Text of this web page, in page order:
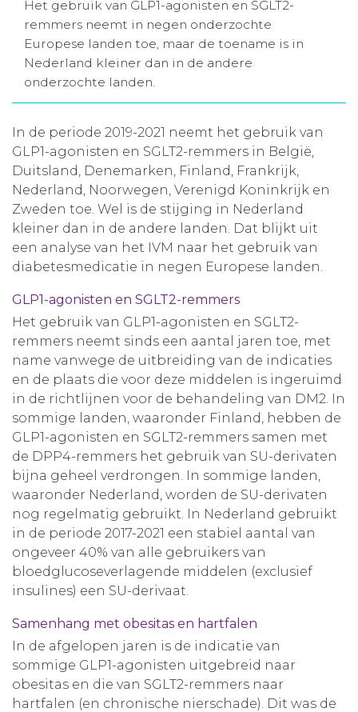
Aanmelden nieuwsbrief
Inloggen
Het gebruik van GLP1-agonisten en SGLT2-
remmers neemt in negen onderzochte
Europese landen toe, maar de toename is in
Nederland kleiner dan in de andere
onderzochte landen.
In de periode 2019-2021 neemt het gebruik van
GLP1-agonisten en SGLT2-remmers in België,
Duitsland, Denemarken, Finland, Frankrijk,
Nederland, Noorwegen, Verenigd Koninkrijk en
Zweden toe. Wel is de stijging in Nederland
kleiner dan in de andere landen. Dat blijkt uit
een analyse van het IVM naar het gebruik van
diabetesmedicatie in negen Europese landen.
GLP1-agonisten en SGLT2-remmers
Het gebruik van GLP1-agonisten en SGLT2-
remmers neemt sinds een aantal jaren toe, met
name vanwege de uitbreiding van de indicaties
en de plaats die voor deze middelen is ingeruimd
in de richtlijnen voor de behandeling van DM2. In
sommige landen, waaronder Finland, hebben de
GLP1-agonisten en SGLT2-remmers samen met
de DPP4-remmers het gebruik van SU-derivaten
bijna geheel verdrongen. In sommige landen,
waaronder Nederland, worden de SU-derivaten
nog regelmatig gebruikt. In Nederland gebruikt
in de periode 2017-2021 een stabiel aantal van
ongeveer 40% van alle gebruikers van
bloedglucoseverlagende middelen (exclusief
insulines) een SU-derivaat.
Samenhang met obesitas en hartfalen
In de afgelopen jaren is de indicatie van
sommige GLP1-agonisten uitgebreid naar
obesitas en die van SGLT2-remmers naar
hartfalen (en chronische nierschade). Dit was de